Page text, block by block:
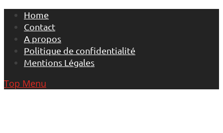
Skip
content
Home
Contact
A propos
Politique de confidentialité
Mentions Légales
Top Menu